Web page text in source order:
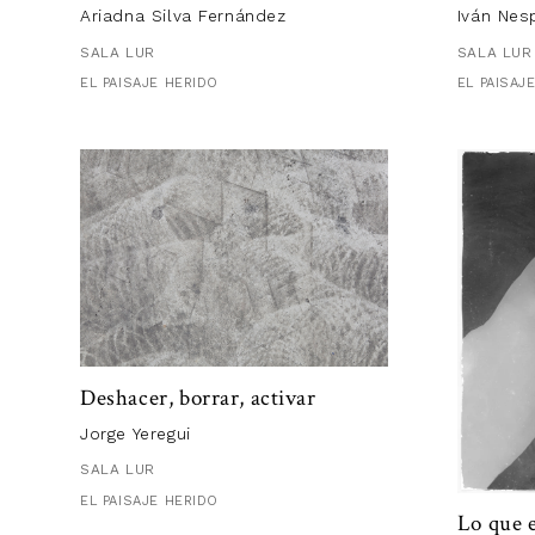
acercan
más
tamaño
e
Junto a
fuera del
nuestra
El 13 de
supone
realizar
Interpretar
que se
después
Ariadna Silva Fernández
SALA LUR
EL PAISAJE HERIDO
Iván
SALA LUR
EL
Deshacer, borrar, activar
Jorge Yeregui
SALA LUR
EL PAISAJE HERIDO
Lo que